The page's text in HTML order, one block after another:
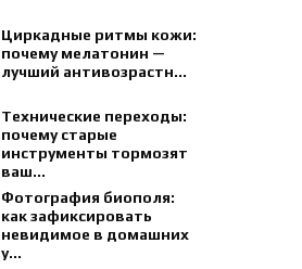
Циркадные ритмы кожи:
почему мелатонин —
лучший антивозрастн...
Технические переходы:
почему старые
инструменты тормозят
ваш...
Фотография биополя:
как зафиксировать
невидимое в домашних
у...